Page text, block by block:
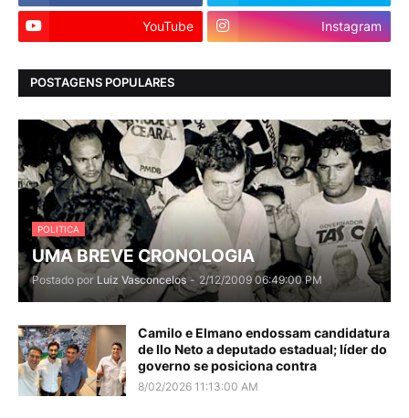
YouTube Instagram
POSTAGENS POPULARES
POLITICA
UMA BREVE CRONOLOGIA
Postado por Luiz Vasconcelos - 2/12/2009 06:49:00 PM
Camilo e Elmano endossam candidatura
de Ilo Neto a deputado estadual; líder do
governo se posiciona contra
8/02/2026 11:13:00 AM